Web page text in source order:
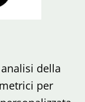
della
per